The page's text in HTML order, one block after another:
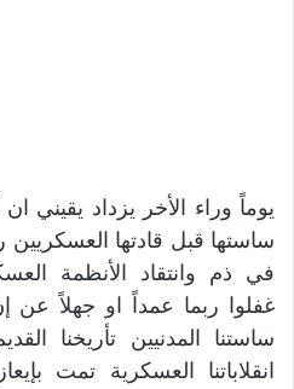
يوماً وراء الأخر يزداد يقيني
ساستها قبل قادتها العسكريين
في ذم وانتقاد الأنظمة
غفلوا ربما عمداً او جهلاً عن
ساستنا المدنيين تأريخنا
انقلاباتنا العسكرية تمت